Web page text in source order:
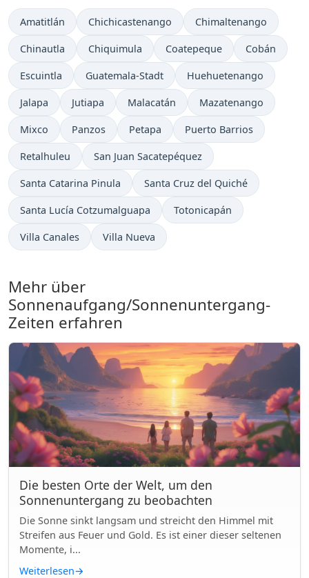
Amatitlán Chichicastenango Chimaltenango
Chinautla Chiquimula Coatepeque Cobán
Escuintla Guatemala-Stadt Huehuetenango
Jalapa Jutiapa Malacatán Mazatenango
Mixco Panzos Petapa Puerto Barrios
Retalhuleu San Juan Sacatepéquez
Santa Catarina Pinula Santa Cruz del Quiché
Santa Lucía Cotzumalguapa Totonicapán
Villa Canales Villa Nueva
Mehr über
Sonnenaufgang/Sonnenuntergang-
Zeiten erfahren
Die besten Orte der Welt, um den
Sonnenuntergang zu beobachten
Die Sonne sinkt langsam und streicht den Himmel mit
Streifen aus Feuer und Gold. Es ist einer dieser seltenen
Momente, i...
Weiterlesen→